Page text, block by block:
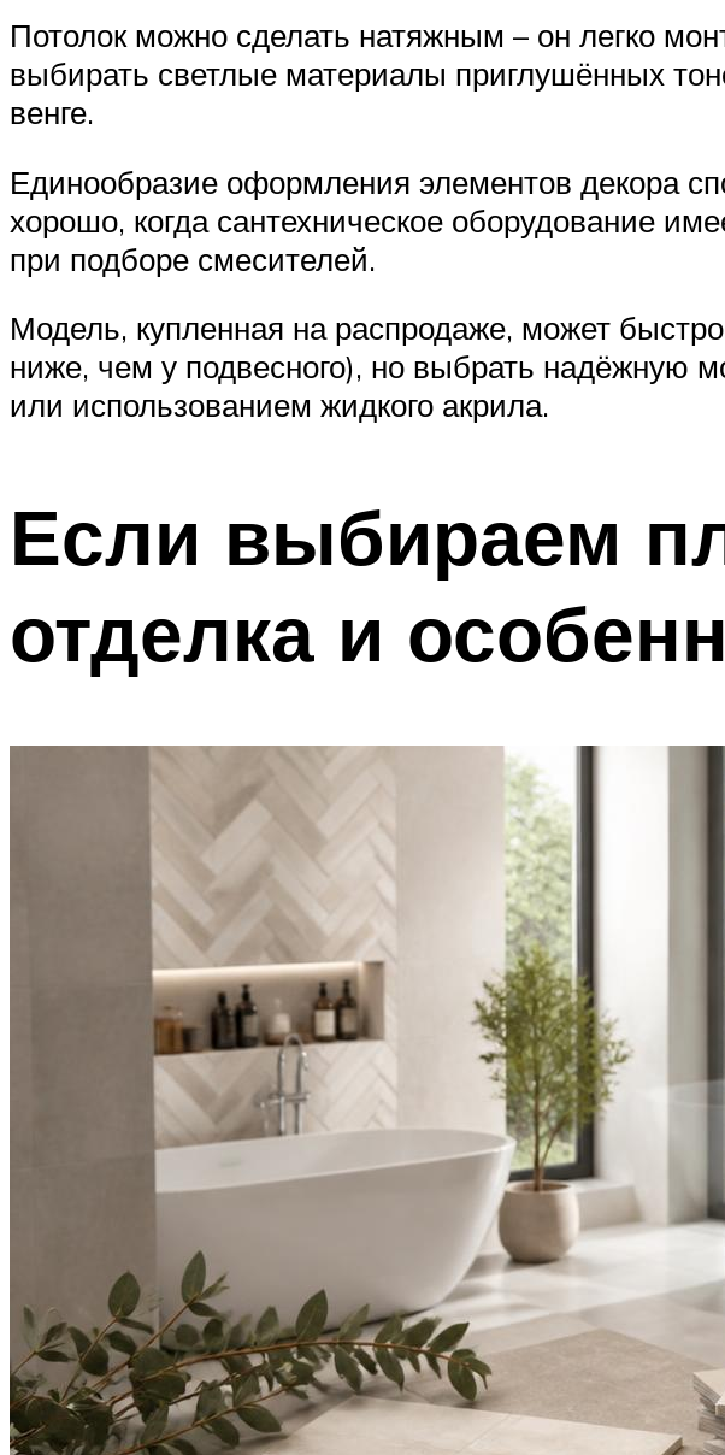
Потолок можно сделать натяжным – он легко
выбирать светлые материалы приглушённых
венге.
Единообразие оформления элементов декора
хорошо, когда сантехническое оборудование
при подборе смесителей.
Модель, купленная на распродаже, может
ниже, чем у подвесного), но выбрать надёжную
или использованием жидкого акрила.
Если выбираем
отделка и